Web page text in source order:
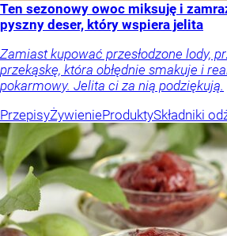
Ten sezonowy owoc miksuję i
pyszny deser, który wspiera jelita
Zamiast kupować przesłodzone lody,
przekąskę, która obłędnie smakuje i
pokarmowy. Jelita ci za nią podziękują.
PrzepisyŻywienieProduktySkładniki